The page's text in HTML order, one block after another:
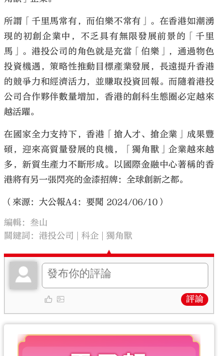
所謂「千里馬常有，而伯樂不常有」。在香港如潮湧
現的初創企業中，不乏具有無限發展前景的「千里
馬」。港投公司的角色就是充當「伯樂」，通過物色
投資機遇，策略性推動目標產業發展，長遠提升香港
的競爭力和經濟活力，並賺取投資回報。而隨着港投
公司合作夥伴數量增加，香港的創科生態圈必定越來
越活躍。
在國家全力支持下，香港「搶人才、搶企業」成果豐
碩，迎來高質量發展的良機，「獨角獸」企業越來越
多，新質生產力不斷形成。以國際金融中心著稱的香
港將有另一張閃亮的金漆招牌：全球創新之都。
（來源：大公報A4：要聞 2024/06/10）
編輯：叁山
關鍵詞：港投公司 科企 獨角獸
評論